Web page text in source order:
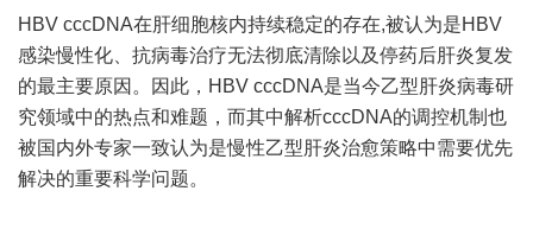
HBV cccDNA在肝细胞核内持续稳定的存在,被认为是HBV
感染慢性化、抗病毒治疗无法彻底清除以及停药后肝炎复发
的最主要原因。因此，HBV cccDNA是当今乙型肝炎病毒研
究领域中的热点和难题，而其中解析cccDNA的调控机制也
被国内外专家一致认为是慢性乙型肝炎治愈策略中需要优先
解决的重要科学问题。